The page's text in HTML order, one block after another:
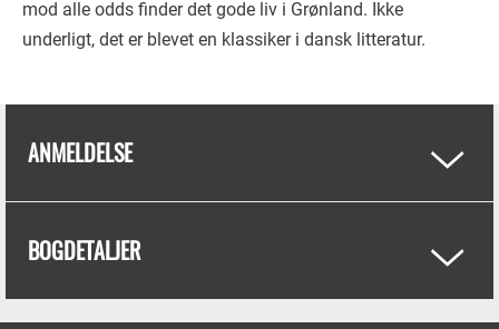
mod alle odds finder det gode liv i Grønland. Ikke
underligt, det er blevet en klassiker i dansk litteratur.
ANMELDELSE
BOGDETALJER